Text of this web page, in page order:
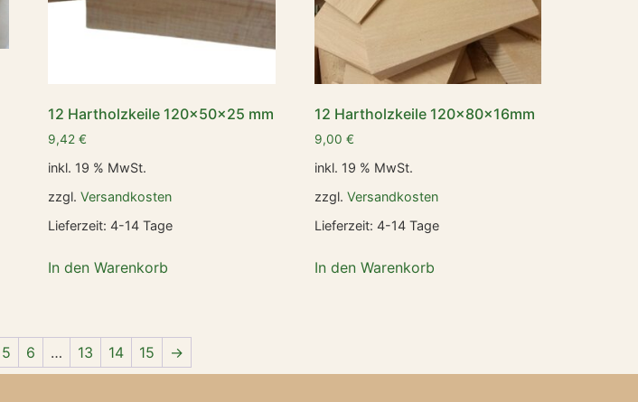
12 Hartholzkeile 120x50x25 mm
9,42€
inkl. 19 % MwSt.
zzgl.Versandkosten
Lieferzeit:4-14 Tage
In den Warenkorb
12 Hartholzkeile 120x80x16mm
9,00€
inkl. 19 % MwSt.
zzgl.Versandkosten
Lieferzeit:4-14 Tage
In den Warenkorb
5 6 … 13 14 15 →